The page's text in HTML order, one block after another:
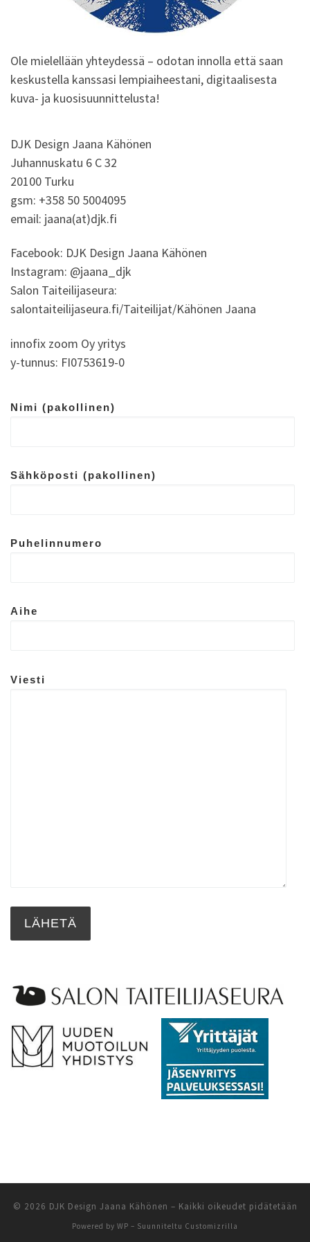
Ole mielellään yhteydessä – odotan innolla että saan
keskustella kanssasi lempiaiheestani, digitaalisesta
kuva- ja kuosisuunnittelusta!
DJK Design Jaana Kähönen
Juhannuskatu 6 C 32
20100 Turku
gsm: +358 50 5004095
email: jaana(at)djk.fi
Facebook: DJK Design Jaana Kähönen
Instagram: @jaana_djk
Salon Taiteilijaseura:
salontaiteilijaseura.fi/Taiteilijat/Kähönen Jaana
innofix zoom Oy yritys
y-tunnus: FI0753619-0
Nimi (pakollinen)
Sähköposti (pakollinen)
Puhelinnumero
Aihe
Viesti
© 2026 DJK Design Jaana Kähönen – Kaikki oikeudet pidätetään
Powered by WP – Suunniteltu Customizrilla